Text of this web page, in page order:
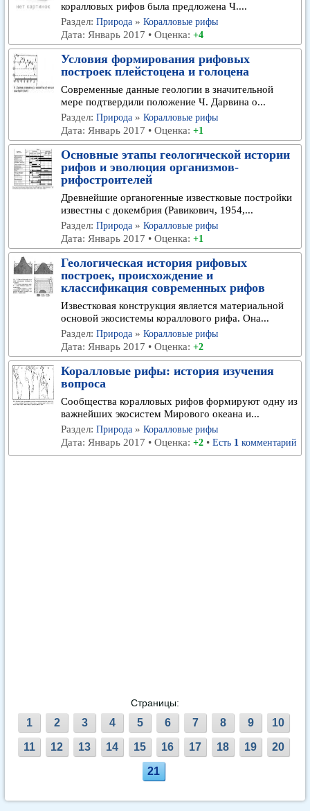
коралловых рифов была предложена Ч....
Раздел: Природа » Коралловые рифы
Дата: Январь 2017 • Оценка: +4
Условия формирования рифовых
построек плейстоцена и голоцена
Современные данные геологии в значительной
мере подтвердили положение Ч. Дарвина о...
Раздел: Природа » Коралловые рифы
Дата: Январь 2017 • Оценка: +1
Основные этапы геологической истории
рифов и эволюция организмов-
рифостроителей
Древнейшие органогенные известковые постройки
известны с докембрия (Равикович, 1954,...
Раздел: Природа » Коралловые рифы
Дата: Январь 2017 • Оценка: +1
Геологическая история рифовых
построек, происхождение и
классификация современных рифов
Известковая конструкция является материальной
основой экосистемы кораллового рифа. Она...
Раздел: Природа » Коралловые рифы
Дата: Январь 2017 • Оценка: +2
Коралловые рифы: история изучения
вопроса
Сообщества коралловых рифов формируют одну из
важнейших экосистем Мирового океана и...
Раздел: Природа » Коралловые рифы
Дата: Январь 2017 • Оценка: +2 • Есть 1 комментарий
Страницы:
1 2 3 4 5 6 7 8 9 10
11 12 13 14 15 16 17 18 19 20
21